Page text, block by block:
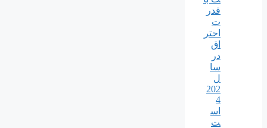
قدر
ت
احتر
اق
در
سا
ل
202
4
اس
ت